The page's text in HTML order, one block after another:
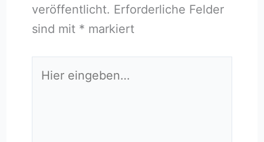
veröffentlicht. Erforderliche Felder
sind mit * markiert
eingeben…